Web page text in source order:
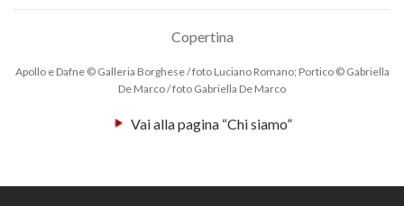
Copertina
Apollo e Dafne ©️ Galleria Borghese / foto Luciano Romano; Portico ©️ Gabriella
De Marco / foto Gabriella De Marco
Vai alla pagina “Chi siamo”